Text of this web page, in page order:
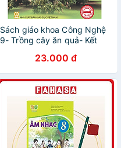
Sách giáo khoa Công Nghệ
9- Trồng cây ăn quả- Kết
(Kèm Nilon bọc Sách)
23.000 đ